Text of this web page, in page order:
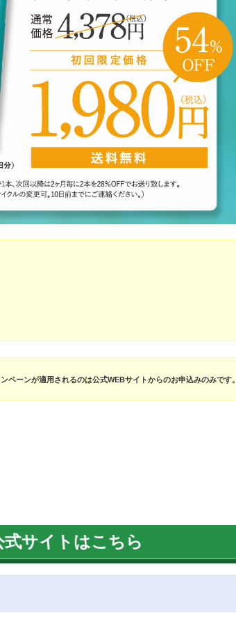
ーンが適用されるのは公式WEBサイトからのお申込みのみです。
式サイトはこちら